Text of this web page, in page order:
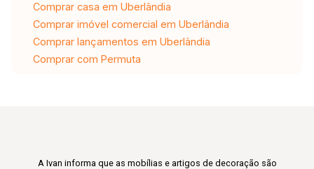
Comprar casa em Uberlândia
Comprar imóvel comercial em Uberlândia
Comprar lançamentos em Uberlândia
Comprar com Permuta
A Ivan informa que as mobílias e artigos de decoração são